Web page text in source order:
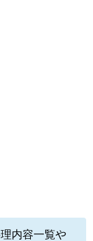
内容一覧や